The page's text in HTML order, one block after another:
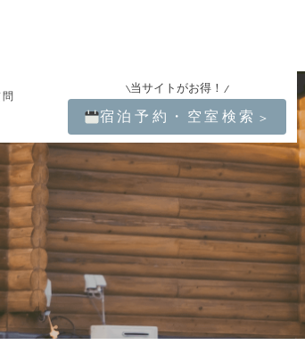
当サイトがお得！
宿泊予約・空室検索 ＞